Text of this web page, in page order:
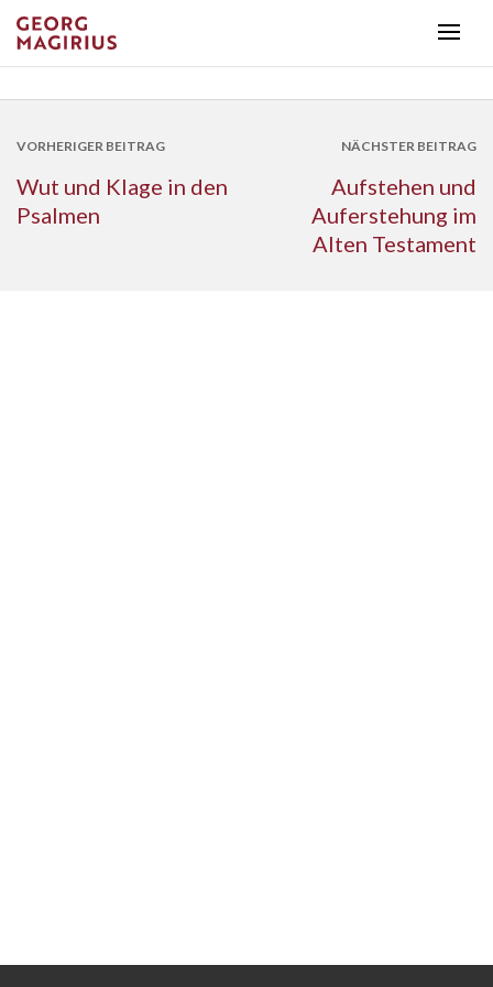
VORHERIGER BEITRAG
Wut und Klage in den
Psalmen
NÄCHSTER BEITRAG
Aufstehen und
Auferstehung im
Alten Testament